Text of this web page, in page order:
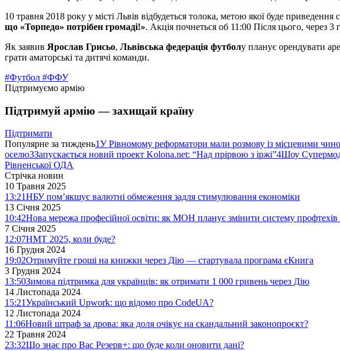
10 травня 2018 року у місті Львів відбудеться толока, метою якої буде
що «Торпедо» потрібен громаді!». Акція почнеться об 11:00 Після цього, через
Як заявив Ярослав Грисьо, Львівська федерація футболу планує орендувати
грати аматорські та дитячі команди.
#Футбол #ФФУ
Підтримуємо армію
Підтримуй армію — захищай країну
Підтримати
Популярне за тиждень1У Рівномому реформатори мали розмову із місцевими
оселю3Запускається новий проект Kolona.net: “Над прірвою з іржі”4Шоу
Рівненської ОДА
Стрічка новин
10 Травня 2025
13:21НБУ пом’якшує валютні обмеження задля стимулювання економіки
13 Січня 2025
10:42Нова мережа професійної освіти: як МОН планує змінити систему профтехів
7 Січня 2025
12:07НМТ 2025, коли буде?
16 Грудня 2024
19:02Отримуйте гроші на книжки через Дію — стартувала програма єКнига
3 Грудня 2024
13:50Зимова підтримка для українців: як отримати 1 000 гривень через Дію
14 Листопада 2024
15:21Український Upwork: що відомо про CodeUA?
12 Листопада 2024
11:06Новий штраф за дрова: яка доля очікує на скандальний законопроєкт?
22 Травня 2024
23:32Що знає про Вас Резерв+: що буде коли оновити дані?